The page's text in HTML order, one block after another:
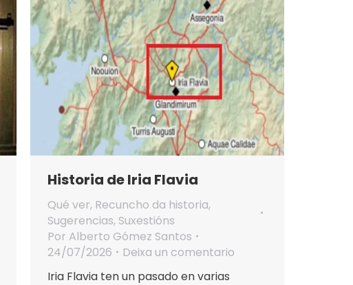
Historia de Iria Flavia
Qué ver, Recuncho da historia,
Sugerencias, Suxestións
Por Alberto Gómez Santos
24/07/2026
Deixa un comentario
Iria Flavia ten un pasado en varias